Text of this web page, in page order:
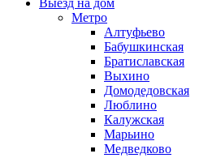
Выезд на дом
Метро
Алтуфьево
Бабушкинская
Братиславская
Выхино
Домодедовская
Люблино
Калужская
Марьино
Медведково